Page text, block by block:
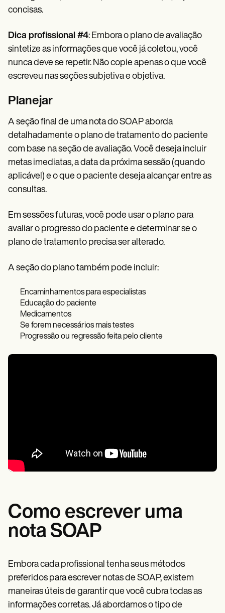
concisas.
Dica profissional #4: Embora o plano de avaliação
sintetize as informações que você já coletou, você
nunca deve se repetir. Não copie apenas o que você
escreveu nas seções subjetiva e objetiva.
Planejar
A seção final de uma nota do SOAP aborda
detalhadamente o plano de tratamento do paciente
com base na seção de avaliação. Você deseja incluir
metas imediatas, a data da próxima sessão (quando
aplicável) e o que o paciente deseja alcançar entre as
consultas.
Em sessões futuras, você pode usar o plano para
avaliar o progresso do paciente e determinar se o
plano de tratamento precisa ser alterado.
A seção do plano também pode incluir:
Encaminhamentos para especialistas
Educação do paciente
Medicamentos
Se forem necessários mais testes
Progressão ou regressão feita pelo cliente
Como escrever uma
nota SOAP
Embora cada profissional tenha seus métodos
preferidos para escrever notas de SOAP, existem
maneiras úteis de garantir que você cubra todas as
informações corretas. Já abordamos o tipo de